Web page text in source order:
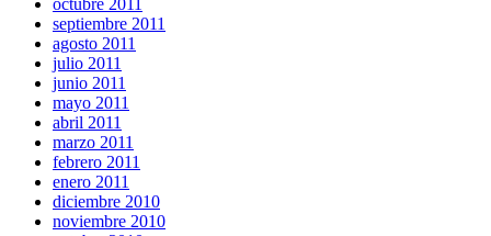
octubre 2011
septiembre 2011
agosto 2011
julio 2011
junio 2011
mayo 2011
abril 2011
marzo 2011
febrero 2011
enero 2011
diciembre 2010
noviembre 2010